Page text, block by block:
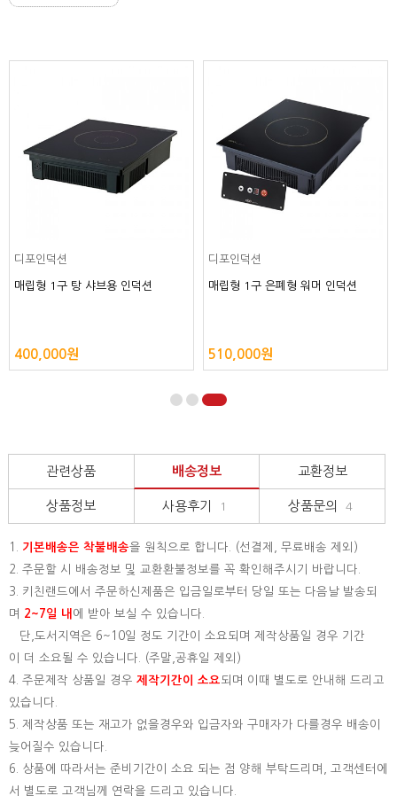
디포인덕션
매립형 1구 구이용 인덕션 내열성 강
480,000원
디포인덕션
매립형 1구 워머 인덕션
430,000원
관련상품 배송정보 교환정보
상품정보 사용후기 1 상품문의 4
1. 기본배송은 착불배송을 원칙으로 합니다. (선결제, 무료배송 제외)
2. 주문할 시 배송정보 및 교환환불정보를 꼭 확인해주시기 바랍니다.
3. 키친랜드에서 주문하신제품은 입금일로부터 당일 또는 다음날 발송되
며
2~7일 내 에 받아 보실 수 있습니다.
단,도서지역은 6~10일 정도 기간이 소요되며 제작상품일 경우 기간
이 더 소요될 수 있습니다. (주말,공휴일 제외)
4. 주문제작 상품일 경우 제작기간이 소요되며 이때 별도로 안내해 드리고
있습니다.
5. 제작상품 또는 재고가 없을경우와 입금자와 구매자가 다를경우 배송이
늦어질수 있습니다.
6. 상품에 따라서는 준비기간이 소요 되는 점 양해 부탁드리며, 고객센터에
서 별도로 고객님께 연락을 드리고 있습니다.